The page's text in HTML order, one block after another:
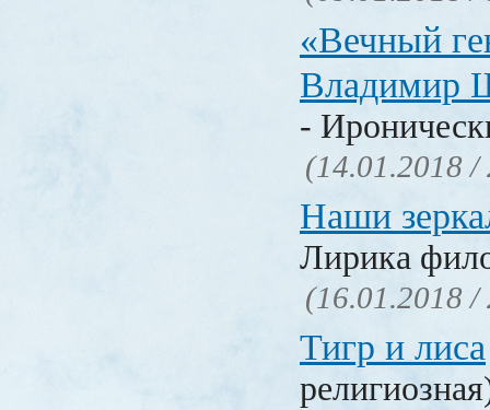
«Вечный
Владимир
-
(14.01.2018 /
Наши
Лирика
(16.01.2018 /
Тигр и лиса